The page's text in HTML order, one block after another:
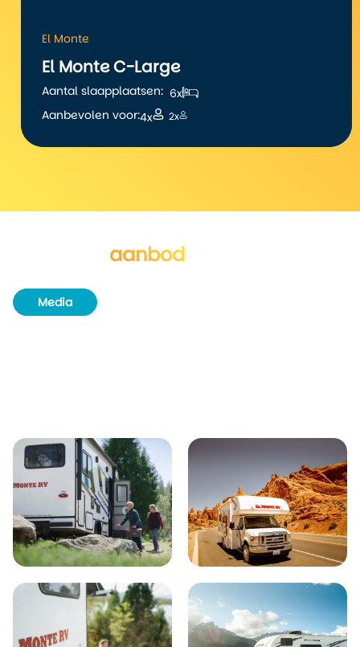
El Monte
El Monte C-Large
Aantal slaapplaatsen: 6x
Aanbevolen voor:4x 2x
aanbod
Media